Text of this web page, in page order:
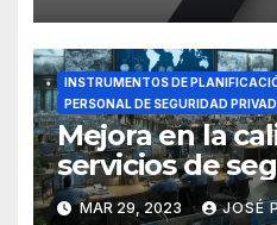
INSTRUMENTOS DE
PERSONAL DE SEGURIDAD
Mejora en la
servicios de
MAR 29, 2023 JOSÉ